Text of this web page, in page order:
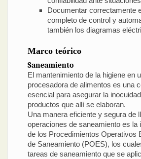
Documentar correctamente
completo de control y
también los diagramas
Marco teórico
Saneamiento
El mantenimiento de la higiene en
procesadora de alimentos es una
esencial para asegurar la
productos que allí se elaboran.
Una manera eficiente y segura de
operaciones de saneamiento es la
de los Procedimientos Operativos
de Saneamiento (POES), los
tareas de saneamiento que se